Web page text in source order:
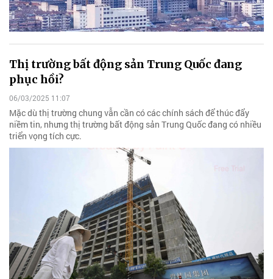
Thị trường bất động sản Trung Quốc đang
phục hồi?
06/03/2025 11:07
Mặc dù thị trường chung vẫn cần có các chính sách để thúc đẩy
niềm tin, nhưng thị trường bất động sản Trung Quốc đang có nhiều
triển vọng tích cực.